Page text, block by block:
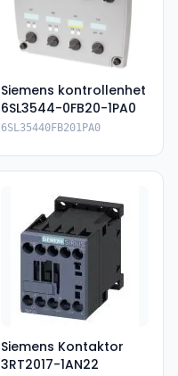
Siemens kontrollenhet
6SL3544-0FB20-1PA0
6SL35440FB201PA0
Siemens Kontaktor
3RT2017-1AN22